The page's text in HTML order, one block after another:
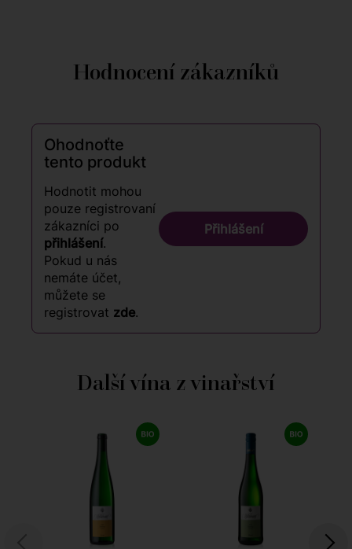
Hodnocení zákazníků
Ohodnoťte
tento produkt
Hodnotit mohou
pouze registrovaní
zákazníci po
přihlášení.
Pokud u nás
nemáte účet,
můžete se
registrovat zde.
Přihlášení
Další vína z vinařství